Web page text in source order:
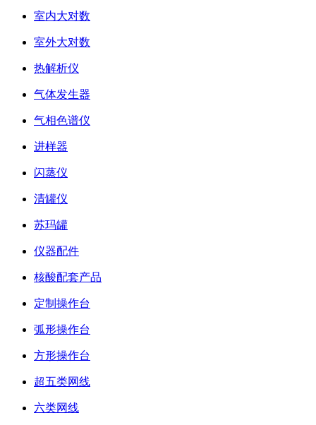
室内大对数
室外大对数
热解析仪
气体发生器
气相色谱仪
进样器
闪蒸仪
清罐仪
苏玛罐
仪器配件
核酸配套产品
定制操作台
弧形操作台
方形操作台
超五类网线
六类网线